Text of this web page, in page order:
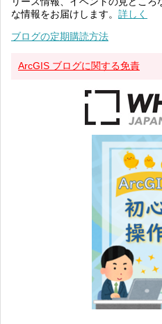
な情報をお届けします。 詳しく
ブログの定期購読方法
ArcGIS ブログに関する免責